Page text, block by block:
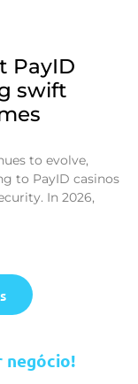
PayID
swift
to evolve,
to PayID casinos
In 2026,
negócio!